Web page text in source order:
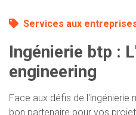
Services aux
Ingénierie btp :
engineering
Face aux défis de l'ingénierie
bon partenaire pour vos